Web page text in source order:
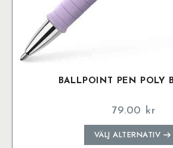
BALLPOINT PEN POLY
79.00 kr
VÄLJ ALTERNATIV
Den
här